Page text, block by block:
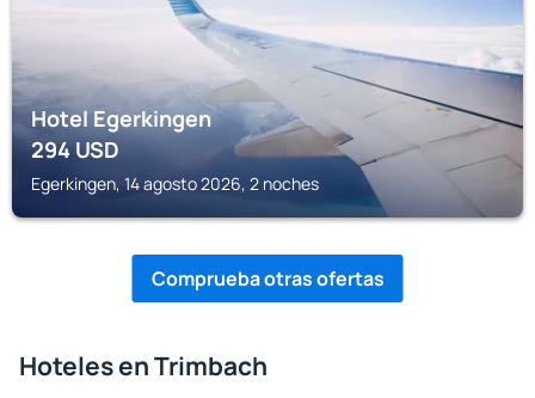
Hotel Egerkingen
294USD
Egerkingen, 14 agosto 2026, 2 noches
Comprueba otras ofertas
Hoteles en Trimbach